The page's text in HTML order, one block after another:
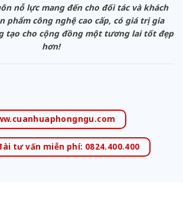
nỗ lực mang đến cho đối tác và khách
phẩm công nghệ cao cấp, có giá trị gia
tạo cho cộng đồng một tương lai tốt đẹp
hơn!
tư vấn miễn phí: 0824.400.400